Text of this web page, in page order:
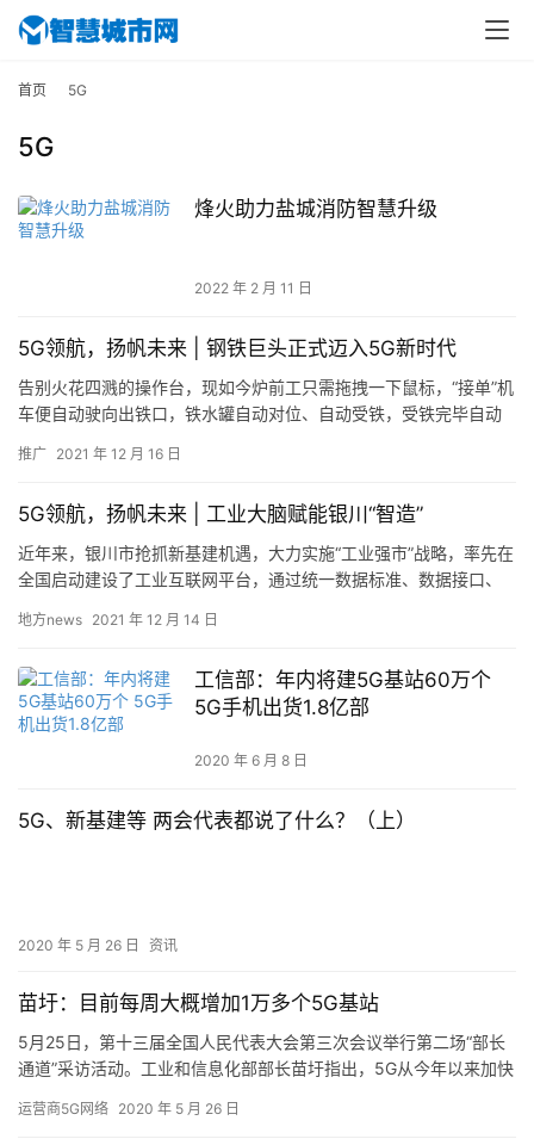
首页 5G
5G
烽火助力盐城消防智慧升级
2022 年 2 月 11 日
5G领航，扬帆未来 | 钢铁巨头正式迈入5G新时代
告别火花四溅的操作台，现如今炉前工只需拖拽一下鼠标，“接单”机
车便自动驶向出铁口，铁水罐自动对位、自动受铁，受铁完毕自动
型…
推广 2021 年 12 月 16 日
5G领航，扬帆未来 | 工业大脑赋能银川“智造”
近年来，银川市抢抓新基建机遇，大力实施“工业强市”战略，率先在
全国启动建设了工业互联网平台，通过统一数据标准、数据接口、
地方news 2021 年 12 月 14 日
工信部：年内将建5G基站60万个
5G手机出货1.8亿部
2020 年 6 月 8 日
5G、新基建等 两会代表都说了什么？（上）
2020 年 5 月 26 日 资讯
苗圩：目前每周大概增加1万多个5G基站
5月25日，第十三届全国人民代表大会第三次会议举行第二场“部长
通道”采访活动。工业和信息化部部长苗圩指出，5G从今年以来加快
运营商5G网络 2020 年 5 月 26 日